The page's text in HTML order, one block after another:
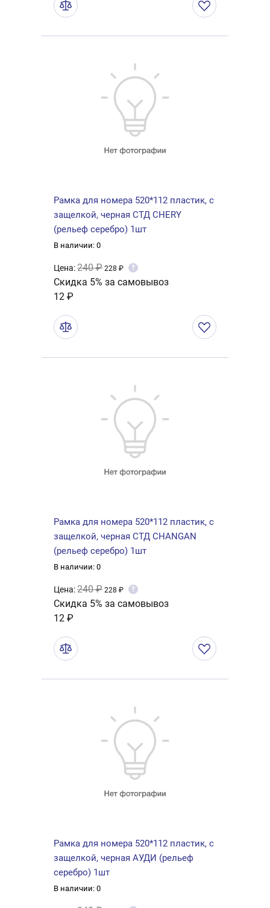
Рамка для номера 520*112 пластик, с
защелкой, черная СТД CHERY
(рельеф серебро) 1шт
В наличии: 0
Цена:240 ₽ 228 ₽ ?
Скидка 5% за самовывоз
12 ₽
Рамка для номера 520*112 пластик, с
защелкой, черная СТД CHANGAN
(рельеф серебро) 1шт
В наличии: 0
Цена:240 ₽ 228 ₽ ?
Скидка 5% за самовывоз
12 ₽
Рамка для номера 520*112 пластик, с
защелкой, черная АУДИ (рельеф
серебро) 1шт
В наличии: 0